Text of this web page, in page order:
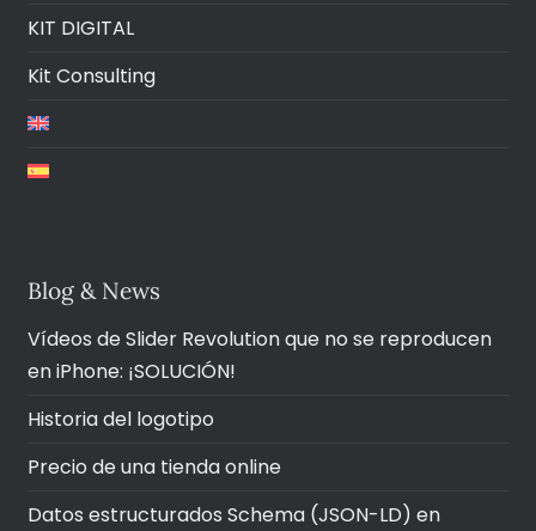
KIT DIGITAL
Kit Consulting
Blog & News
Vídeos de Slider Revolution que no se reproducen
en iPhone: ¡SOLUCIÓN!
Historia del logotipo
Precio de una tienda online
Datos estructurados Schema (JSON-LD) en